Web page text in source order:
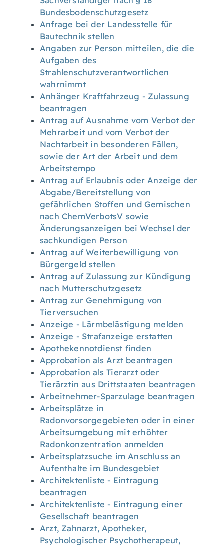
Bundesbodenschutzgesetz
Anfrage bei der Landesstelle für
Bautechnik stellen
Angaben zur Person mitteilen, die die
Aufgaben des
Strahlenschutzverantwortlichen
wahrnimmt
Anhänger Kraftfahrzeug - Zulassung
beantragen
Antrag auf Ausnahme vom Verbot der
Mehrarbeit und vom Verbot der
Nachtarbeit in besonderen Fällen,
sowie der Art der Arbeit und dem
Arbeitstempo
Antrag auf Erlaubnis oder Anzeige der
Abgabe/Bereitstellung von
gefährlichen Stoffen und Gemischen
nach ChemVerbotsV sowie
Änderungsanzeigen bei Wechsel der
sachkundigen Person
Antrag auf Weiterbewilligung von
Bürgergeld stellen
Antrag auf Zulassung zur Kündigung
nach Mutterschutzgesetz
Antrag zur Genehmigung von
Tierversuchen
Anzeige - Lärmbelästigung melden
Anzeige - Strafanzeige erstatten
Apothekennotdienst finden
Approbation als Arzt beantragen
Approbation als Tierarzt oder
Tierärztin aus Drittstaaten beantragen
Arbeitnehmer-Sparzulage beantragen
Arbeitsplätze in
Radonvorsorgegebieten oder in einer
Arbeitsumgebung mit erhöhter
Radonkonzentration anmelden
Arbeitsplatzsuche im Anschluss an
Aufenthalte im Bundesgebiet
Architektenliste - Eintragung
beantragen
Architektenliste - Eintragung einer
Gesellschaft beantragen
Arzt, Zahnarzt, Apotheker,
Psychologischer Psychotherapeut,